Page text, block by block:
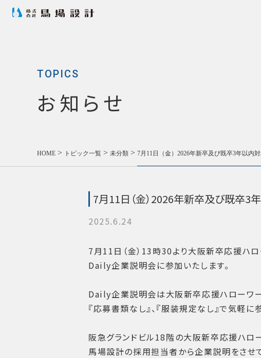
TOPICS
お知らせ
HOME > トピック一覧 > 未分類 > 7月11日（金）2026年新卒及び既卒3年以
7月11日（金）2026年新卒及び既
2025.6.24
7月11日（金）13時30より大阪新卒応援ハ
Daily企業説明会に参加いたします。
Daily企業説明会は大阪新卒応援ハローワー
『応募書類なし』、『服装規定なし』で気軽に
阪急グランドビル18階の大阪新卒応援ハロ
馬場設計の採用担当者から企業説明をさせ